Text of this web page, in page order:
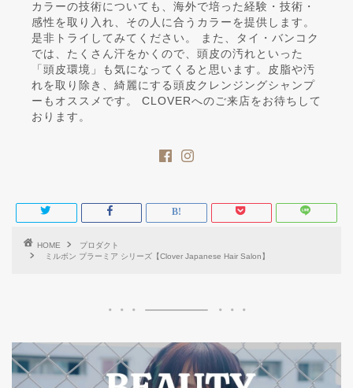
カラーの技術についても、海外で培った経験・技術・
感性を取り入れ、その人に合うカラーを提供します。
是非トライしてみてください。 また、タイ・バンコク
では、たくさん汗をかくので、頭皮の汚れといった
「頭皮環境」も気になってくると思います。皮脂や汚
れを取り除き、綺麗にする頭皮クレンジングシャンプ
ーもオススメです。 CLOVERへのご来店をお待ちして
おります。
HOME
プロダクト
ミルボン プラーミア シリーズ【Clover Japanese Hair Salon】